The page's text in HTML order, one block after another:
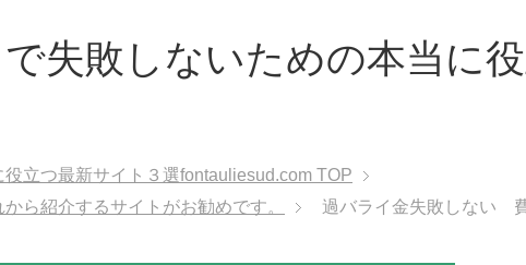
失敗しないための本当に
立つ最新サイト３選fontauliesud.com TOP
ら紹介するサイトがお勧めです。
過バライ金失敗しない